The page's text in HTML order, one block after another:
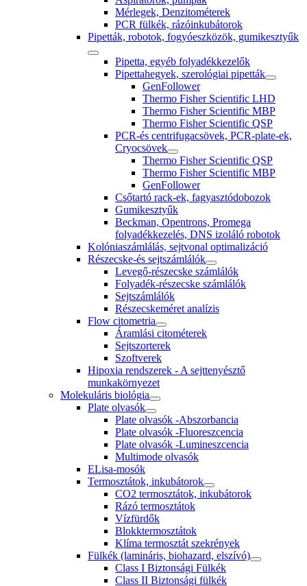
Mérlegek, Denzitométerek
PCR fülkék, rázóinkubátorok
Pipetták, robotok, fogyóeszközök, gumikesztyűk
Pipetta, egyéb folyadékkezelők
Pipettahegyek, szerológiai pipetták
GenFollower
Thermo Fisher Scientific LHD
Thermo Fisher Scientific MBP
Thermo Fisher Scientific QSP
PCR-és centrifugacsövek, PCR-plate-ek,
Cryocsövek
Thermo Fisher Scientific QSP
Thermo Fisher Scientific MBP
GenFollower
Csőtartó rack-ek, fagyasztódobozok
Gumikesztyűk
Beckman, Opentrons, Promega
folyadékkezelés, DNS izoláló robotok
Kolóniaszámlálás, sejtvonal optimalizáció
Részecske-és sejtszámlálók
Levegő-részecske számlálók
Folyadék-részecske számlálók
Sejtszámlálók
Részecskeméret analízis
Flow citometria
Áramlási citométerek
Sejtszorterek
Szoftverek
Hipoxia rendszerek - A sejttenyésztő
munkakörnyezet
Molekuláris biológia
Plate olvasók
Plate olvasók -Abszorbancia
Plate olvasók -Fluoreszcencia
Plate olvasók -Lumineszcencia
Multimode olvasók
ELisa-mosók
Termosztátok, inkubátorok
CO2 termosztátok, inkubátorok
Rázó termosztátok
Vízfürdők
Blokktermosztátok
Klíma termosztát szekrények
Fülkék (lamináris, biohazard, elszívó)
Class I Biztonsági Fülkék
Class II Biztonsági fülkék